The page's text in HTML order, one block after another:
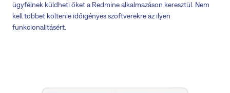
ügyfélnek küldheti őket a Redmine alkalmazáson keresztül. Nem
kell többet költenie időigényes szoftverekre az ilyen
funkcionalitásért.